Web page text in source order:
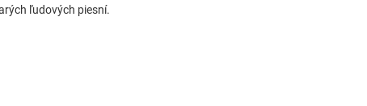
ľudových piesní.